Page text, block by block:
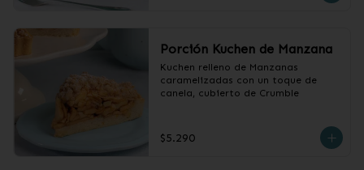
Porción Kuchen de Manzana
Kuchen relleno de Manzanas
caramelizadas con un toque de
canela, cubierto de Crumble
$5.290